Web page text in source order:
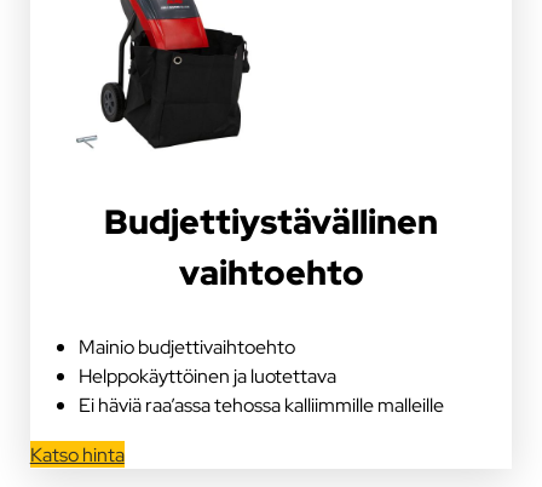
Budjettiystävällinen
vaihtoehto
Mainio budjettivaihtoehto
Helppokäyttöinen ja luotettava
Ei häviä raa’assa tehossa kalliimmille malleille
Katso hinta